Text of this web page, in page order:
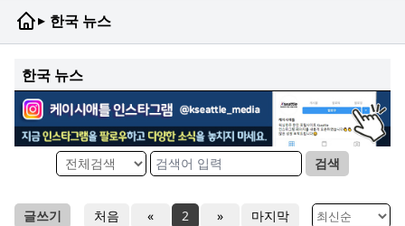
▸ 한국 뉴스
한국 뉴스
검색
글쓰기 처음 « 2 » 마지막